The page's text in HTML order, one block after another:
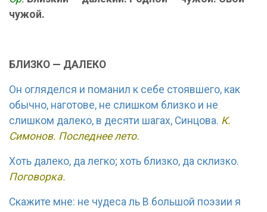
чужой.
БЛИЗКО — ДАЛЕКО
Он огляделся и поманил к себе стоявшего, как
обычно, наготове, не слишком близко и не
слишком далеко, в десяти шагах, Синцова. К.
Симонов. Последнее лето.
Хоть далеко, да легко; хоть близко, да склизко.
Поговорка.
Скажите мне: не чудеса ль В большой поэзии я